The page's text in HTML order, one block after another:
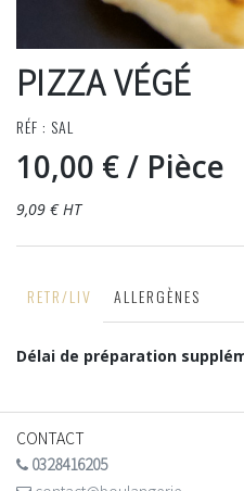
PIZZA VÉGÉ
RÉF : SAL
10,00 €/ Pièce
9,09 € HT
RETR/LIV ALLERGÈNES
Délai de préparation
CONTACT
0328416205